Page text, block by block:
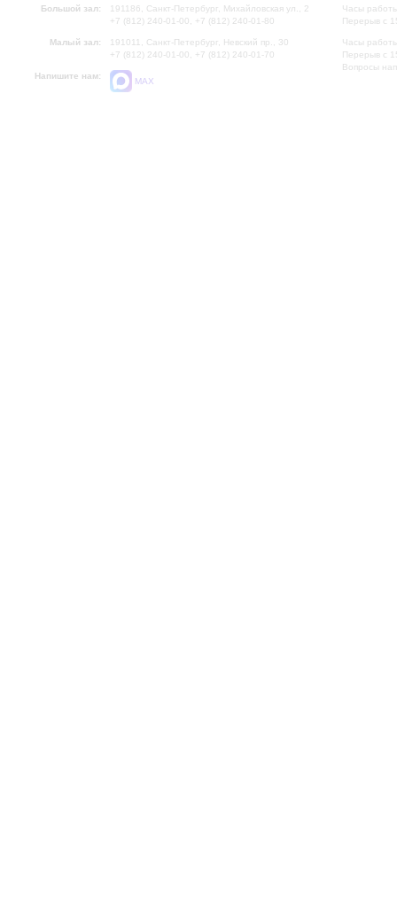
Большой зал:
191186, Санкт-Петербург, Михайловская ул., 2
+7 (812) 240-01-00, +7 (812) 240-01-80
Малый зал:
191011, Санкт-Петербург, Невский пр., 30
+7 (812) 240-01-00, +7 (812) 240-01-70
Напишите нам:
MAX
Часы
Перерыв с
Часы
Перерыв с
Вопросы